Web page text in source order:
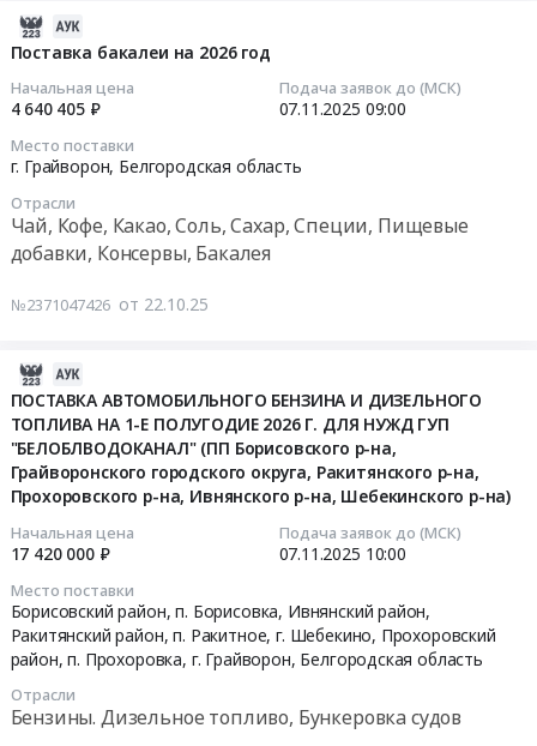
Поставка бакалеи на 2026 год
Начальная цена
4 640 405 ₽
Подача заявок до (МСК)
07.11.2025 09:00
Место поставки
г. Грайворон, Белгородская область
Отрасли
Чай, Кофе, Какао, Соль, Сахар, Специи, Пищевые
добавки, Консервы, Бакалея
№2371047426 от 22.10.25
ПОСТАВКА АВТОМОБИЛЬНОГО БЕНЗИНА И ДИЗЕЛЬНОГО
ТОПЛИВА НА 1-Е ПОЛУГОДИЕ 2026 Г. ДЛЯ НУЖД ГУП
"БЕЛОБЛВОДОКАНАЛ" (ПП Борисовского р-на,
Грайворонского городского округа, Ракитянского р-на,
Прохоровского р-на, Ивнянского р-на, Шебекинского р-на)
Начальная цена
17 420 000 ₽
Подача заявок до (МСК)
07.11.2025 10:00
Место поставки
Борисовский район, п. Борисовка, Ивнянский район,
Ракитянский район, п. Ракитное, г. Шебекино, Прохоровский
район, п. Прохоровка, г. Грайворон, Белгородская область
Отрасли
Бензины. Дизельное топливо, Бункеровка судов